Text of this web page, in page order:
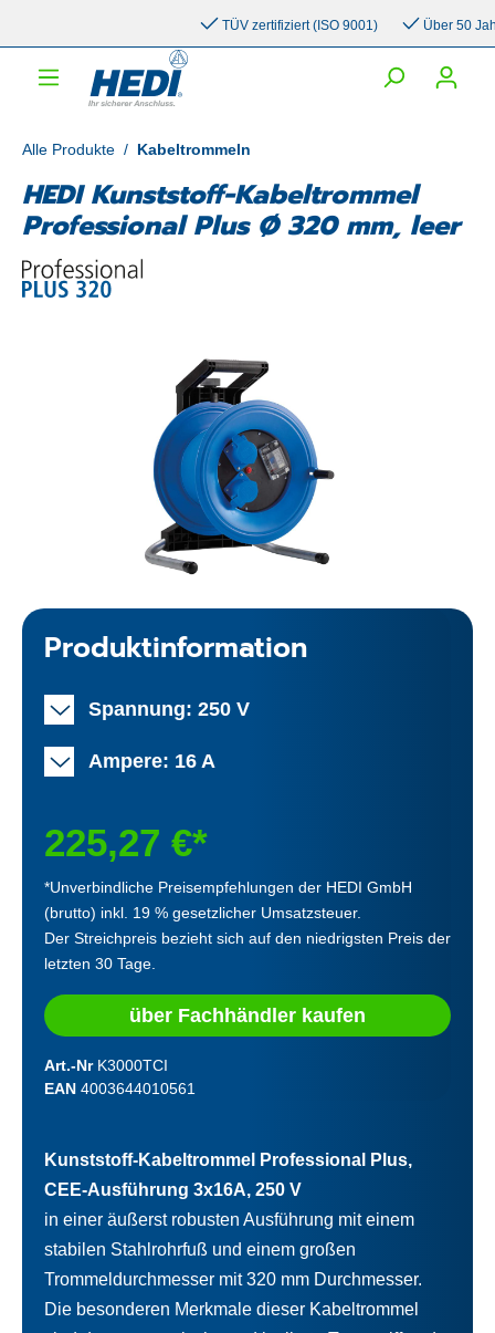
TÜV zertifiziert (ISO 9001) Über 50 Jahre
Alle Produkte / Kabeltrommeln
HEDI Kunststoff-Kabeltrommel
Professional Plus Ø 320 mm, leer
Produktinformation
Spannung: 250 V
Ampere: 16 A
225,27 €*
*Unverbindliche Preisempfehlungen der HEDI GmbH
(brutto) inkl. 19 % gesetzlicher Umsatzsteuer.
Der Streichpreis bezieht sich auf den niedrigsten Preis der
letzten 30 Tage.
über Fachhändler kaufen
Art.-Nr K3000TCI
EAN 4003644010561
Kunststoff-Kabeltrommel Professional Plus,
CEE-Ausführung 3x16A, 250 V
in einer äußerst robusten Ausführung mit einem
stabilen Stahlrohrfuß und einem großen
Trommeldurchmesser mit 320 mm Durchmesser.
Die besonderen Merkmale dieser Kabeltrommel